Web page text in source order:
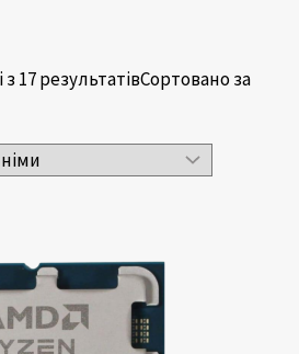
17 результатівСортовано за